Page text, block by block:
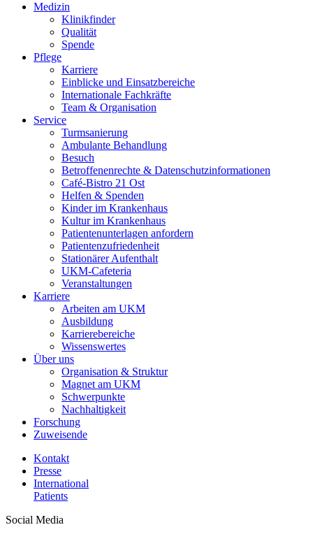
Medizin
Klinikfinder
Qualität
Spende
Pflege
Karriere
Einblicke und Einsatzbereiche
Internationale Fachkräfte
Team & Organisation
Service
Turmsanierung
Ambulante Behandlung
Besuch
Betroffenenrechte & Datenschutzinformationen
Café-Bistro 21 Ost
Helfen & Spenden
Kinder im Krankenhaus
Kultur im Krankenhaus
Patientenunterlagen anfordern
Patientenzufriedenheit
Stationärer Aufenthalt
UKM-Cafeteria
Veranstaltungen
Karriere
Arbeiten am UKM
Ausbildung
Karrierebereiche
Wissenswertes
Über uns
Organisation & Struktur
Magnet am UKM
Schwerpunkte
Nachhaltigkeit
Forschung
Zuweisende
Kontakt
Presse
International
Patients
Social Media